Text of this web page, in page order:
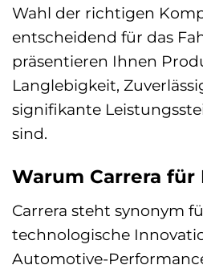
Wahl der richtigen
entscheidend für das
präsentieren Ihnen
Langlebigkeit,
signifikante
sind.
Warum Carrera für
Carrera steht synonym
technologische
Automotive-